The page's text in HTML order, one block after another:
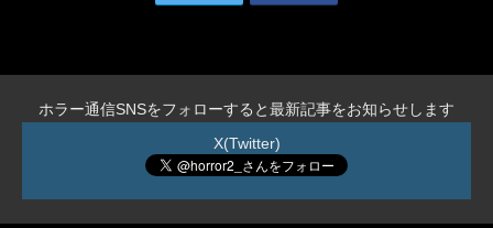
ホラー通信SNSをフォローすると最新記事をお知らせします
X(Twitter)